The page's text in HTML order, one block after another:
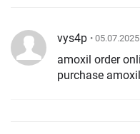
vys4p •
amoxil order
purchase